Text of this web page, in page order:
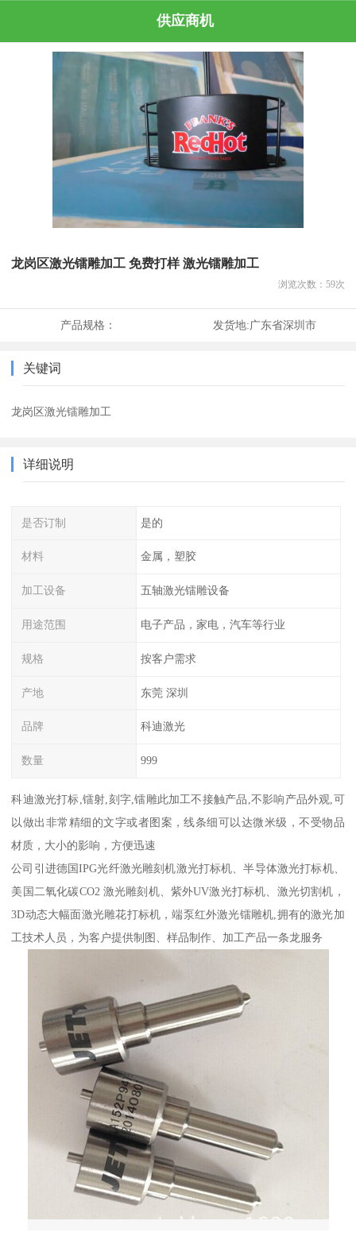
供应商机
龙岗区激光镭雕加工 免费打样 激光镭雕加工
浏览次数： 59次
产品规格： 发货地:广东省深圳市
关键词
龙岗区激光镭雕加工
详细说明
是否订制 是的
材料 金属，塑胶
加工设备 五轴激光镭雕设备
用途范围 电子产品，家电，汽车等行业
规格 按客户需求
产地 东莞 深圳
品牌 科迪激光
数量 999
科迪激光打标,镭射,刻字,镭雕此加工不接触产品,不影响产品外观,可
以做出非常精细的文字或者图案，线条细可以达微米级，不受物品
材质，大小的影响，方便迅速
公司引进德国IPG光纤激光雕刻机激光打标机、半导体激光打标机、
美国二氧化碳CO2 激光雕刻机、紫外UV激光打标机、激光切割机，
3D动态大幅面激光雕花打标机，端泵红外激光镭雕机,拥有的激光加
工技术人员，为客户提供制图、样品制作、加工产品一条龙服务